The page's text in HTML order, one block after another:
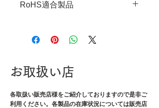
・倍率：18倍
・付属品：収納ケース
・材質：レンズ/ガラス
RoHS適合製品
お取扱い店
各取扱い販売店様をご紹介しておりますので是非ご
利用ください。各製品の在庫状況については販売店